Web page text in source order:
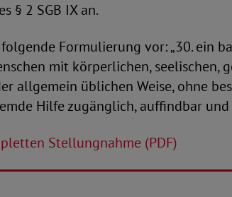
§ 2 SGB IX an.
Formulierung vor: „30. ein
mit körperlichen, seelischen,
allgemein üblichen Weise, ohne
Hilfe zugänglich, auffindbar und
Stellungnahme (PDF)